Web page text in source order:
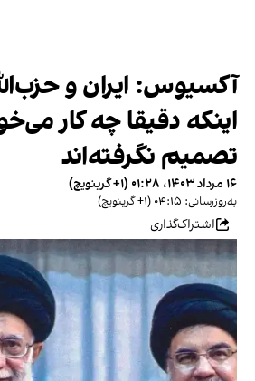
آکسیوس: ایران و
اینکه دقیقا چه کار
تصمیم‌ نگرفته‌اند
۱۶ مرداد ۱۴۰۳، ۰۱:۲۸ (‎+۱ گرینویچ)
به‌روزرسانی: ۰۴:۱۵ (‎+۱ گرینویچ)
اشتراک‌گذاری